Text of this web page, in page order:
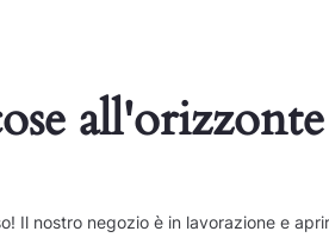
all'orizzonte
Il nostro negozio è in lavorazione e